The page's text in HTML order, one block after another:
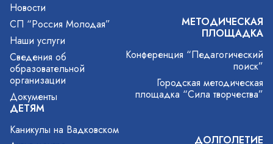
Новости
СП “Россия Молодая”
Наши услуги
Сведения об
образовательной
организации
Документы
ДЕТЯМ
Каникулы на Вадковском
МЕТОДИЧЕСКАЯ
ПЛОЩАДКА
Конференция “Педагогический
поиск”
Городская методическая
площадка “Сила творчества”
ДОЛГОЛЕТИЕ